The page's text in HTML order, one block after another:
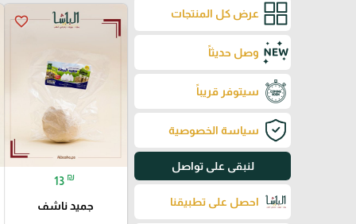
عرض كل المنتجات
وصل حديثاً
سيتوفر قريباً
سياسة الخصوصية
لنبقى على تواصل
احصل على تطبيقنا
favorite_border
13 ₪
جميد ناشف